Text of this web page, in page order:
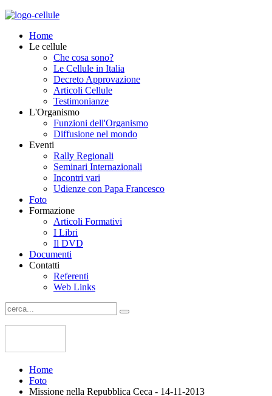
Home
Le cellule
Che cosa sono?
Le Cellule in Italia
Decreto Approvazione
Articoli Cellule
Testimonianze
L'Organismo
Funzioni dell'Organismo
Diffusione nel mondo
Eventi
Rally Regionali
Seminari Internazionali
Incontri vari
Udienze con Papa Francesco
Foto
Formazione
Articoli Formativi
I Libri
Il DVD
Documenti
Contatti
Referenti
Web Links
Home
Foto
Missione nella Repubblica Ceca - 14-11-2013